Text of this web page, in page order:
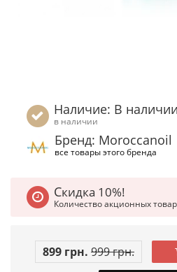
Наличие: В наличии
в наличии
Бренд: Moroccanoil
все товары этого бренда
Скидка 10%!
Количество акционных
899 грн. 999 грн.